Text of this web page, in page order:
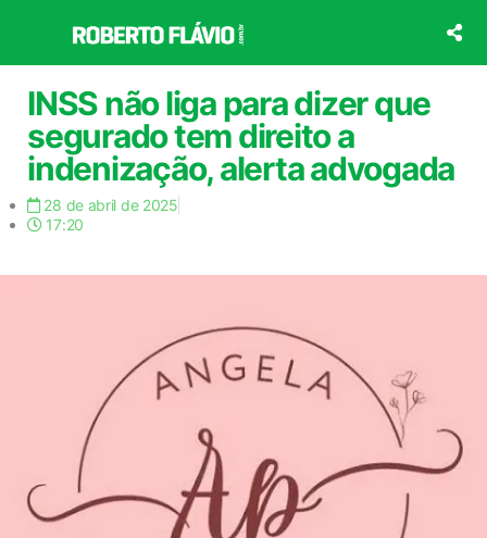
o
conteúdo
INSS não liga para dizer que
segurado tem direito a
indenização, alerta advogada
28 de abril de 2025
17:20